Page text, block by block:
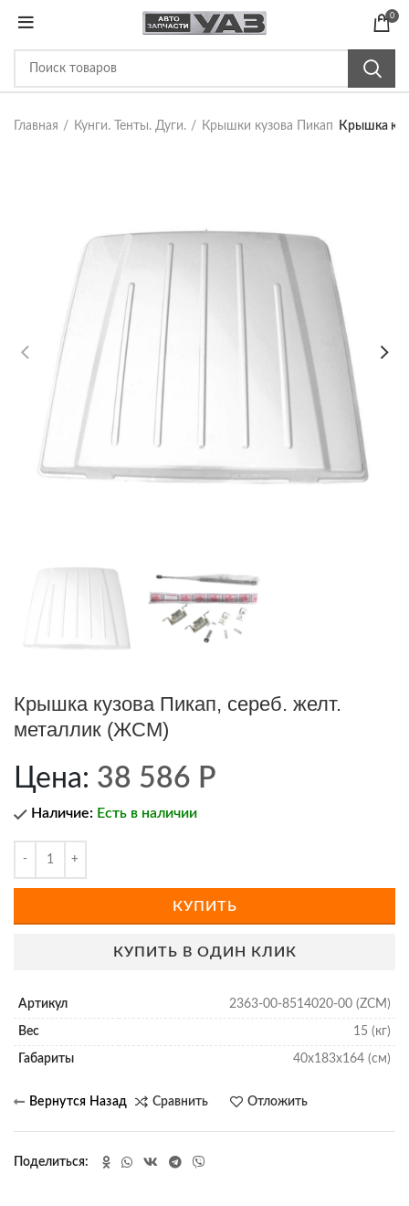
0
Главная Кунги. Тенты. Дуги. Крышки кузова Пикап Крышка
Крышка кузова Пикап, сереб. желт.
металлик (ЖСМ)
Цена: 38 586 Р
Наличие: Есть в наличии
КУПИТЬ
КУПИТЬ В ОДИН КЛИК
Артикул 2363-00-8514020-00 (ZCM)
Вес 15 (кг)
Габариты 40х183х164 (см)
Сравнить Отложить
Поделиться